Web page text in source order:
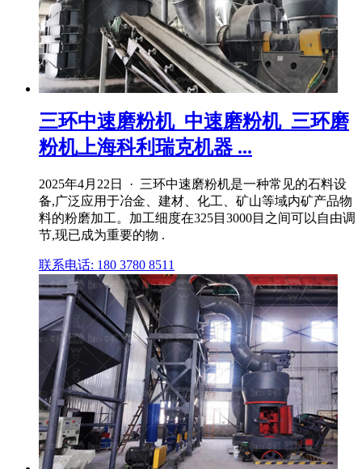
三环中速磨粉机_中速磨粉机_三环磨
粉机上海科利瑞克机器 ...
2025年4月22日 · 三环中速磨粉机是一种常见的石料设
备,广泛应用于冶金、建材、化工、矿山等域内矿产品物
料的粉磨加工。加工细度在325目3000目之间可以自由调
节,现已成为重要的物 .
联系电话: 180 3780 8511